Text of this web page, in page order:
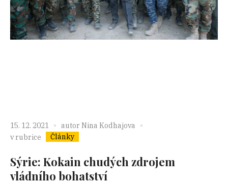
15. 12. 2021 autor Nina Kodhajova
v rubrice
Články
Sýrie: Kokain chudých zdrojem
vládního bohatství